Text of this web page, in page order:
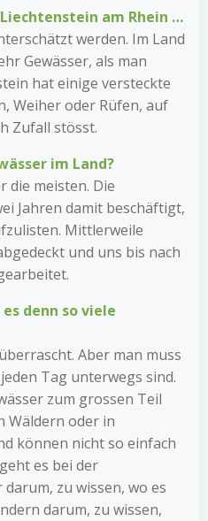
am Rhein …
werden. Im Land
Gewässer, als man
hat einige versteckte
Weiher oder Rüfen, auf
Zufall stösst.
im Land?
die meisten. Die
Jahren damit beschäftigt,
Mittlerweile
und uns bis nach
denn so viele
Aber man muss
Tag unterwegs sind.
zum grossen Teil
Wäldern oder in
können nicht so einfach
es bei der
zu wissen, wo es
darum, zu wissen,